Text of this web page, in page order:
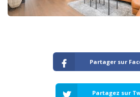
Partager sur
Partagez sur